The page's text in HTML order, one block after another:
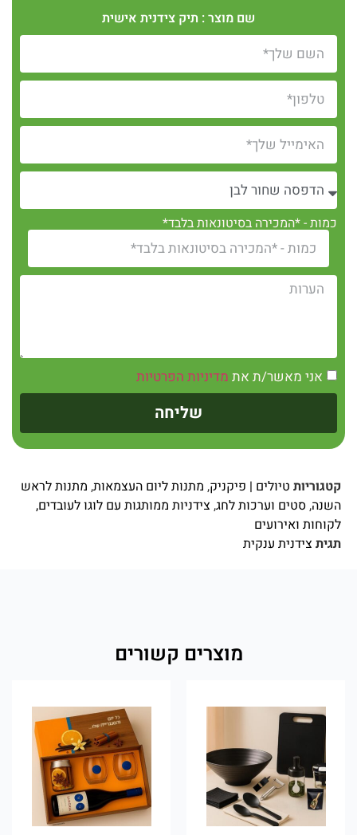
שם מוצר : תיק צידנית אישית
כמות - *המכירה בסיטונאות בלבד*
אני מאשר/ת את מדיניות הפרטיות
שליחה
קטגוריות טיולים | פיקניק, מתנות ליום העצמאות, מתנות לראש
השנה,סטים וערכות לחג, צידניות ממותגות עם לוגו לעובדים,
לקוחות ואירועים
תגית צידנית ענקית
מוצרים קשורים